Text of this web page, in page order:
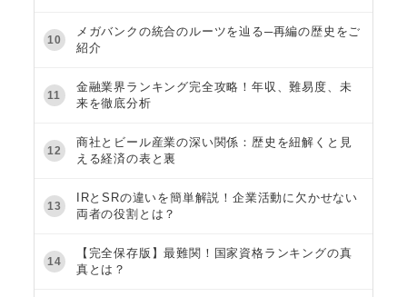
10
メガバンクの統合のルーツを辿る─再編の歴史をご
紹介
11
金融業界ランキング完全攻略！年収、難易度、未
来を徹底分析
12
商社とビール産業の深い関係：歴史を紐解くと見
える経済の表と裏
13
IRとSRの違いを簡単解説！企業活動に欠かせない
両者の役割とは？
14
【完全保存版】最難関！国家資格ランキングの真
真とは？